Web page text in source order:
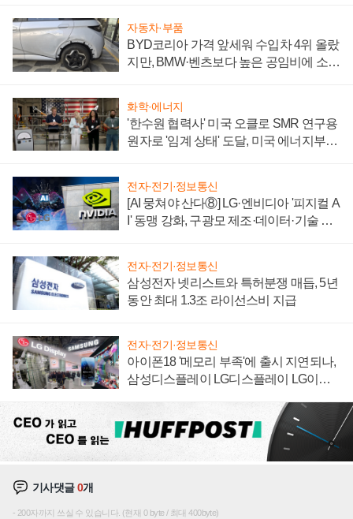
자동차·부품
BYD코리아 가격 앞세워 수입차 4위 올랐
지만, BMW·벤츠보다 높은 공임비에 소비
화학·에너지
'한수원 협력사' 미국 오클로 SMR 연구용
원자로 '임계 상태' 도달, 미국 에너지부
전자·전기·정보통신
[AI 뭉쳐야 산다⑧] LG·엔비디아 '피지컬 A
I' 동맹 강화, 구광모 제조·데이터·기술 결
전자·전기·정보통신
삼성전자 넷리스트와 특허분쟁 매듭, 5년
동안 최대 1.3조 라이선스비 지급
전자·전기·정보통신
아이폰18 '메모리 부족'에 출시 지연되나,
삼성디스플레이 LG디스플레이 LG이노
기사댓글0개
200자까지 쓰실 수 있습니다. (현재 0 byte / 최대 400byte)